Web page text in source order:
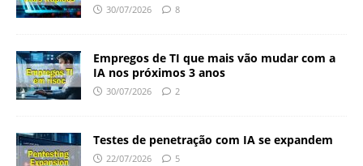
30/07/2026 8
Empregos de TI que mais vão mudar com a
IA nos próximos 3 anos
30/07/2026 2
Testes de penetração com IA se expandem
22/07/2026 5